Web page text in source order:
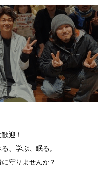
迎！
、学ぶ、眠る。
守りませんか？